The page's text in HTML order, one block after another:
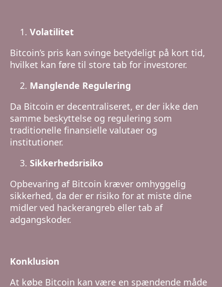
Volatilitet
Bitcoin’s pris kan svinge betydeligt på kort tid,
hvilket kan føre til store tab for investorer.
Manglende Regulering
Da Bitcoin er decentraliseret, er der ikke den
samme beskyttelse og regulering som
traditionelle finansielle valutaer og
institutioner.
Sikkerhedsrisiko
Opbevaring af Bitcoin kræver omhyggelig
sikkerhed, da der er risiko for at miste dine
midler ved hackerangreb eller tab af
adgangskoder.
Konklusion
At købe Bitcoin kan være en spændende måde